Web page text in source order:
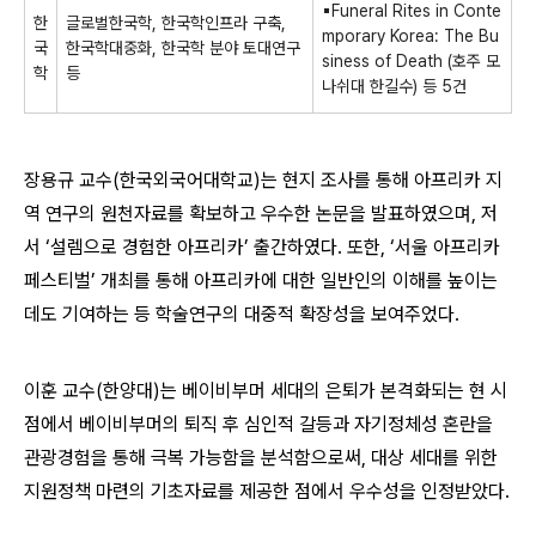
한
국
학
글로벌한국학, 한국학인프라 구축,
한국학대중화, 한국학 분야 토대연구
등
▪ Funeral Rites in Conte
mporary Korea: The Bu
siness of Death (호주 모
나쉬대 한길수) 등 5건
장용규 교수(한국외국어대학교)는 현지 조사를 통해 아프리카 지
역 연구의 원천자료를 확보하고 우수한 논문을 발표하였으며, 저
서 ‘설렘으로 경험한 아프리카’ 출간하였다. 또한, ‘서울 아프리카
페스티벌’ 개최를 통해 아프리카에 대한 일반인의 이해를 높이는
데도 기여하는 등 학술연구의 대중적 확장성을 보여주었다.
이훈 교수(한양대)는 베이비부머 세대의 은퇴가 본격화되는 현 시
점에서 베이비부머의 퇴직 후 심인적 갈등과 자기정체성 혼란을
관광경험을 통해 극복 가능함을 분석함으로써, 대상 세대를 위한
지원정책 마련의 기초자료를 제공한 점에서 우수성을 인정받았다.